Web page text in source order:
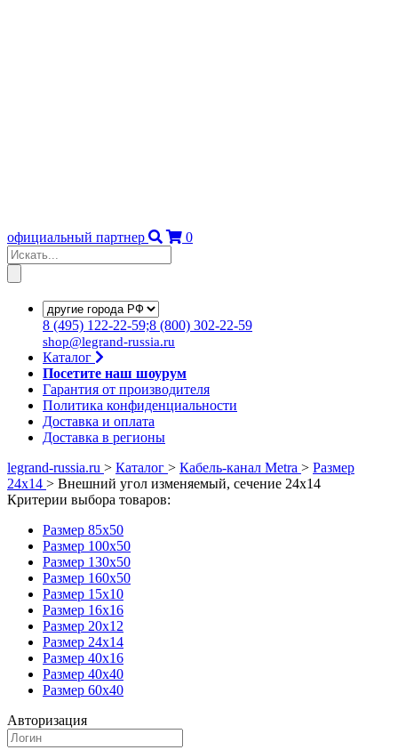
официальный партнер 0
8 (495) 122-22-59;8 (800) 302-22-59
shop@legrand-russia.ru
Каталог
Посетите наш шоурум
Гарантия от производителя
Политика конфиденциальности
Доставка и оплата
Доставка в регионы
legrand-russia.ru > Каталог > Кабель-канал Metra > Размер
24x14 > Внешний угол изменяемый, сечение 24x14
Критерии выбора товаров:
Размер 85x50
Размер 100х50
Размер 130x50
Размер 160x50
Размер 15x10
Размер 16x16
Размер 20x12
Размер 24x14
Размер 40x16
Размер 40x40
Размер 60x40
Авторизация